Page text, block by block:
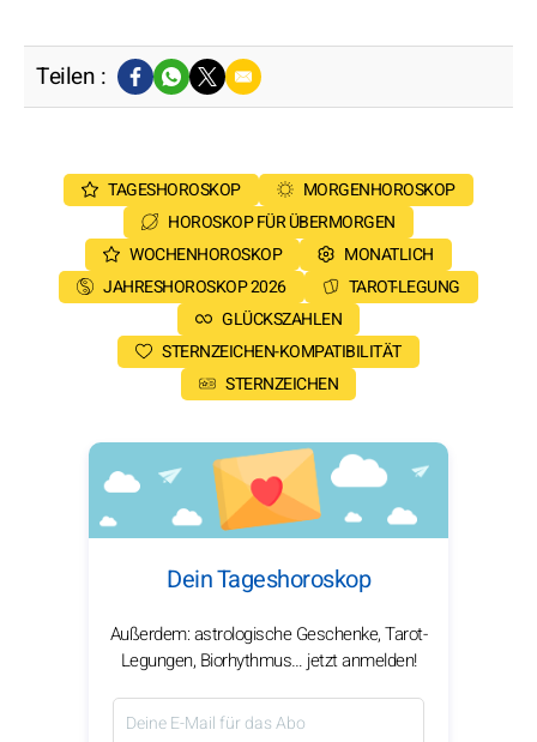
Teilen :
TAGESHOROSKOP
MORGENHOROSKOP
HOROSKOP FÜR ÜBERMORGEN
WOCHENHOROSKOP
MONATLICH
JAHRESHOROSKOP 2026
TAROT-LEGUNG
GLÜCKSZAHLEN
STERNZEICHEN-KOMPATIBILITÄT
STERNZEICHEN
Dein Tageshoroskop
Außerdem: astrologische Geschenke, Tarot-
Legungen, Biorhythmus… jetzt anmelden!